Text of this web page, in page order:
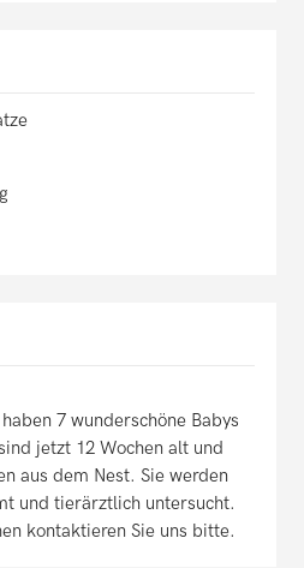
7 wunderschöne Babys
jetzt 12 Wochen alt und
aus dem Nest. Sie werden
und tierärztlich untersucht.
kontaktieren Sie uns bitte.